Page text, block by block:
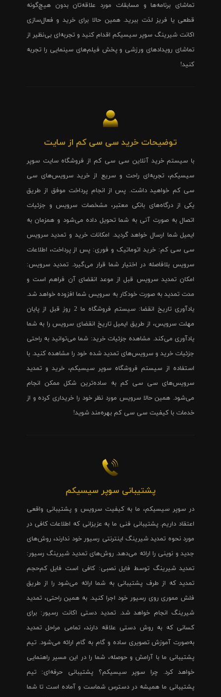
تماشای برنامه‌ها و مسابقات مورد علاقه‌تان بدون هیچ‌گونه
قطعی یا فریز لذت ببرید. همین حالا برای خرید و فعال‌سازی
اکانت شیرینگ سوپر سیسیکم اقدام کنید و تجربه‌ای بی‌نظیر از
تماشای رویدادهای ورزشی و پخش فیلم‌های سینمایی را تجربه
کنید!
توضیحات خرید سی سی کم از سایت
با سیستم خرید آنلاین سی سی کم از فروشگاه سایت سوپر
سیسیکم، تجربه‌ای راحت و سریع از خرید سرویس‌های سی
سی کم خواهید داشت. پس از انجام پرداخت موفق از طریق
یکی از درگاه‌های بانکی معتبر، مشخصات سرویس و جزئیات
اتصال به صورت آنی به شما تحویل داده می‌شود و همزمان به
ایمیل شما ارسال خواهد گردید. امکانات خرید و تمدید سرویس
سی سی کم: خرید اتوماتیک و فوری: پس از پرداخت، اطلاعات
سرویس بلافاصله در اختیار شما قرار می‌گیرد. تمدید سرویس:
امکان تمدید سرویس قبل از موعد انقضای آن فراهم است و
مدت تمدید به صورت خودکار به سرویس شما افزوده خواهد شد.
یادآوری تاریخ انقضا: سیستم فروشگاه ما 2 روز قبل از پایان
مهلت سرویس، از طریق ایمیل تاریخ انقضای سرویس را به شما
یادآوری می‌کند. مشاهده جزئیات خرید: شما می‌توانید به راحتی
جزئیات خرید و سرویس‌های تمدید شده خود را مشاهده کنید. با
استفاده از سیستم فروشگاه سوپر سیسیکم، خرید و تمدید
سرویس‌های سی سی کم به ساده‌ترین شکل ممکن انجام
می‌شود. همین حالا سرویس مورد نظر خود را خریداری کرده و از
خدمات با کیفیت سی سی کم بهره‌مند شوید!
پشتیبانی سوپر سیسیکم
در سوپر سیسیکم، ما به کیفیت سرویس و پشتیبانی واقعی
اعتقاد داریم. پشتیبانی فنی ما به عزیزانی که اطلاعات کافی در
مورد نحوه تمدید شیرینگ اینترنتی رسیور خود ندارند، روش‌های
جدید و نوینی را ارائه می‌دهد. روش‌های تمدید شیرینگ رسیور:
تمدید شیرینگ توسط فایل نصبی: کافی است فایل کم‌حجم
تمدید که از طرف پشتیبانی به شما ارائه می‌شود را از طریق
فلش مموری روی رسیور خود اجرا کنید. به همین راحتی، تمدید
شیرینگ انجام خواهد شد. تمدید دستی اکانت رسیور: برای
کسانی که به روش دستی علاقه دارند، تمامی مراحل تمدید
به‌صورت آموزش تصویری ساده و گام به گام ارائه می‌شود. تیم
پشتیبانی ما با آرامش و حوصله، شما را در این مسیر راهنمایی
خواهد کرد. چرا سوپر سیسیکم؟ پشتیبانی حرفه‌ای: تیم
پشتیبانی ما همیشه در دسترس شماست و آماده است تا شما